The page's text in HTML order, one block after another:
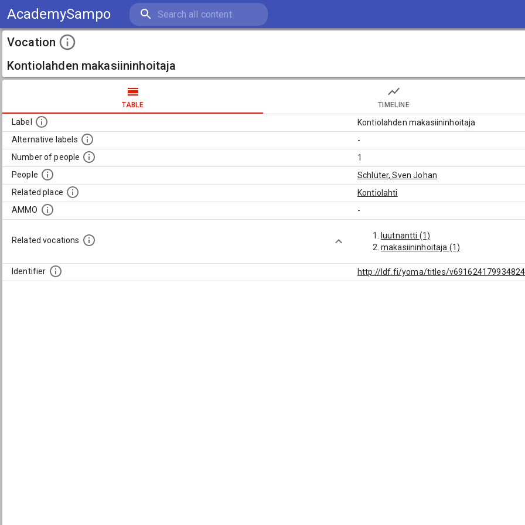
AcademySampo
Vocation
Kontiolahden makasiininhoitaja
TABLE TIMELINE
Label
Kontiolahden makasiininhoitaja
Alternative labels
-
Number of people
1
People
Schlüter, Sven Johan
Related place
Kontiolahti
AMMO
-
Related vocations
luutnantti (1)
makasiininhoitaja (1)
Identifier http://ldf.fi/yoma/titles/